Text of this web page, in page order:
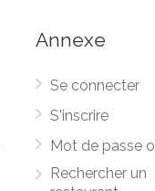
Annexe
Se connecter
S'inscrire
Mot de passe
Rechercher un